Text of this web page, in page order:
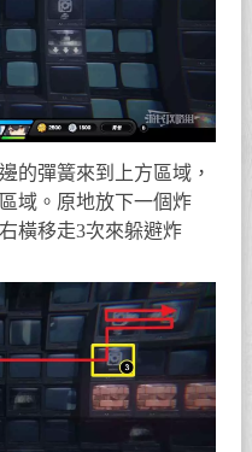
的彈簧來到上方區域，
域。原地放下一個炸
橫移走3次來躲避炸